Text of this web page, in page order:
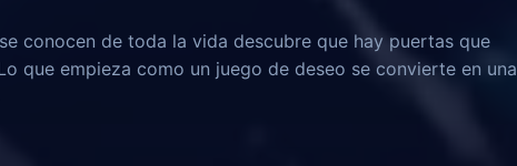
conocen de toda la vida descubre que hay puertas que
que empieza como un juego de deseo se convierte en una